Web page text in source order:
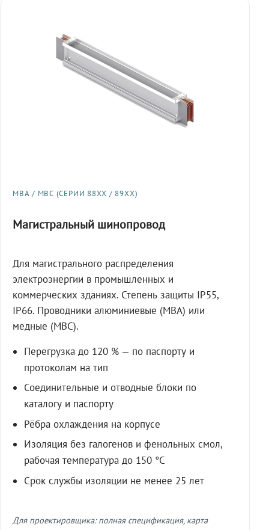
МВА / МВС (СЕРИИ 88XX / 89XX)
Магистральный шинопровод
Для магистрального распределения
электроэнергии в промышленных и
коммерческих зданиях. Степень защиты IP55,
IP66. Проводники алюминиевые (МВА) или
медные (МВС).
Перегрузка до 120 % — по паспорту и
протоколам на тип
Соединительные и отводные блоки по
каталогу и паспорту
Рёбра охлаждения на корпусе
Изоляция без галогенов и фенольных смол,
рабочая температура до 150 °C
Срок службы изоляции не менее 25 лет
Для проектировщика: полная спецификация, карта